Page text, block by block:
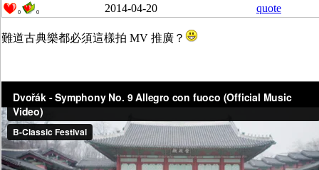
0 0 2014-04-20 quote
難道古典樂都必須這樣拍 MV 推廣？